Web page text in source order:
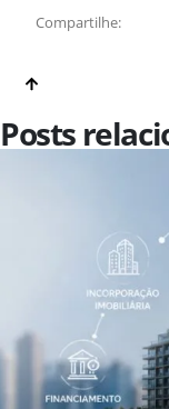
Compartilhe:
Posts